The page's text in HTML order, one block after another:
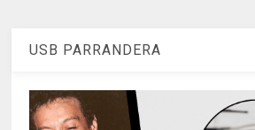
USB PARRANDERA